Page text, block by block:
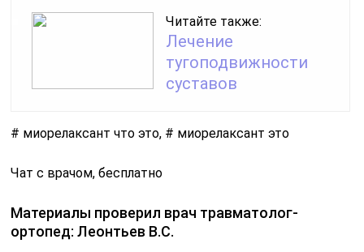
Читайте также:
Лечение
тугоподвижности
суставов
# миорелаксант что это, # миорелаксант это
Чат с врачом, бесплатно
Материалы проверил врач травматолог-
ортопед: Леонтьев В.С.